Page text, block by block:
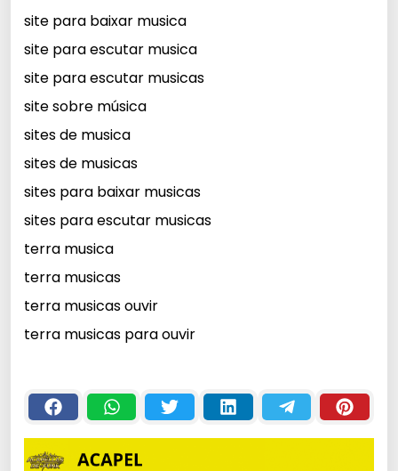
site para baixar musica
site para escutar musica
site para escutar musicas
site sobre música
sites de musica
sites de musicas
sites para baixar musicas
sites para escutar musicas
terra musica
terra musicas
terra musicas ouvir
terra musicas para ouvir